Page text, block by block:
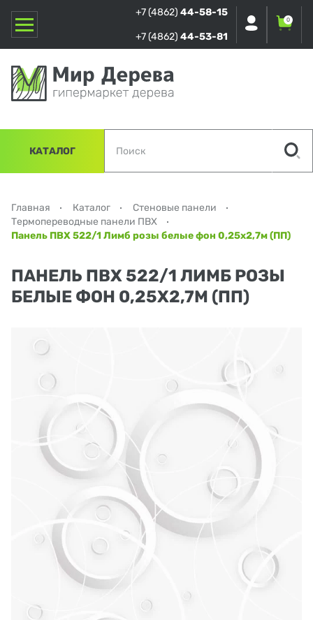
+7 (4862) 44-58-15
+7 (4862) 44-53-81
0
КАТАЛОГ
Главная Каталог
Стеновые панели
Термопереводные панели ПВХ
Панель ПВХ 522/1 Лимб розы белые фон 0,25х2,7м (ПП)
ПАНЕЛЬ ПВХ 522/1 ЛИМБ РОЗЫ
БЕЛЫЕ ФОН 0,25Х2,7М (ПП)